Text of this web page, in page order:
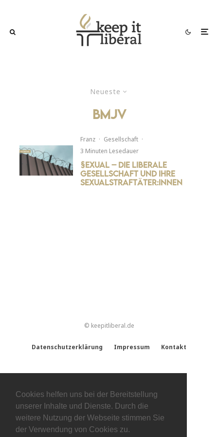
Cookies helfen uns bei der Bereitstellung
unserer Inhalte und Dienste. Durch die
weitere Nutzung der Webseite stimmen Sie
der Verwendung von Cookies zu.
Neueste
bmjv
Franz · Gesellschaft ·
3 Minuten Lesedauer
§exual – Die liberale
Gesellschaft und ihre
Sexualstraftäter:innen
© keepitliberal.de
Datenschutzerklärung Impressum Kontakt